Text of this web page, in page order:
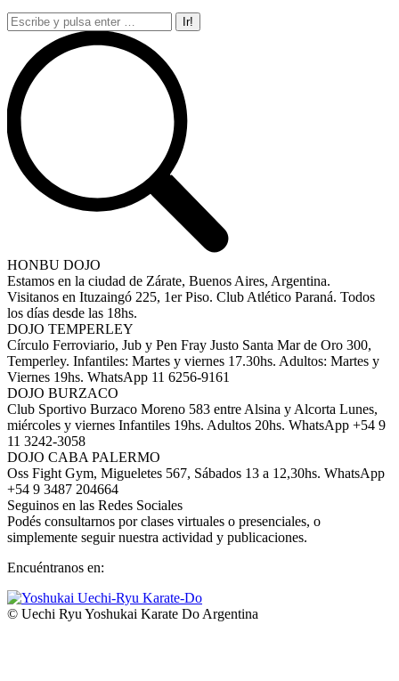
Buscar:
HONBU DOJO
Estamos en la ciudad de Zárate, Buenos Aires, Argentina.
Visitanos en Ituzaingó 225, 1er Piso. Club Atlético Paraná. Todos
los días desde las 18hs.
DOJO TEMPERLEY
Círculo Ferroviario, Jub y Pen Fray Justo Santa Mar de Oro 300,
Temperley. Infantiles: Martes y viernes 17.30hs. Adultos: Martes y
Viernes 19hs. WhatsApp 11 6256-9161
DOJO BURZACO
Club Sportivo Burzaco Moreno 583 entre Alsina y Alcorta Lunes,
miércoles y viernes Infantiles 19hs. Adultos 20hs. WhatsApp +54 9
11 3242-3058
DOJO CABA PALERMO
Oss Fight Gym, Migueletes 567, Sábados 13 a 12,30hs. WhatsApp
+54 9 3487 204664
Seguinos en las Redes Sociales
Podés consultarnos por clases virtuales o presenciales, o
simplemente seguir nuestra actividad y publicaciones.
Encuéntranos en:
Facebook
page
YouTube
page
Instagram
page
Whatsapp
page
© Uechi Ryu Yoshukai Karate Do Argentina